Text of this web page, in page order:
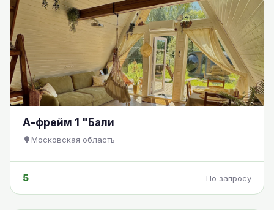
А-фрейм 1 "Бали
Московская область
5 По запросу